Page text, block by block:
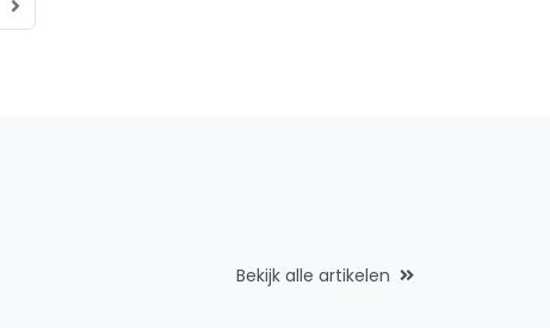
Bekijk alle artikelen